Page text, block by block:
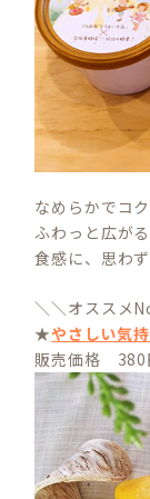
なめらかでコ
ふわっと広が
食感に、思わ
＼＼オススメ
★やさしい気
販売価格 380